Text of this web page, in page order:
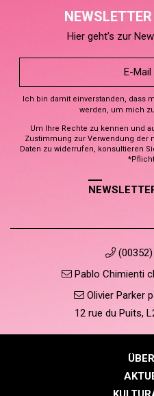
Hier geht’s zur
Ich bin damit einverstanden, dass
werden, um mich
Um Ihre Rechte zu kennen und
Zustimmung zur Verwendung der
Daten zu widerrufen, konsultieren
(00352)
Pablo Chimienti
Olivier Parker
12 rue du Puits,